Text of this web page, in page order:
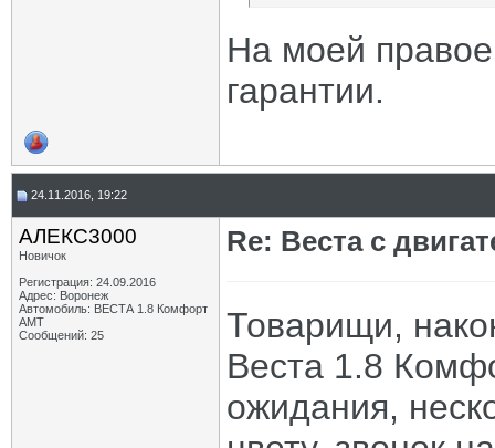
На моей
гарантии.
24.11.2016, 19:22
АЛЕКС3000
Новичок
Регистрация: 24.09.2016
Адрес: Воронеж
Автомобиль: ВЕСТА 1.8 Комфорт
АМТ
Сообщений: 25
Re: Веста с
Товарищи,
Веста 1.8
ожидания,